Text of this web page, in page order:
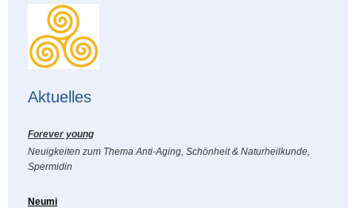
Aktuelles
Forever young
Neuigkeiten zum Thema Anti-Aging, Schönheit & Naturheilkunde,
Spermidin
Neumi